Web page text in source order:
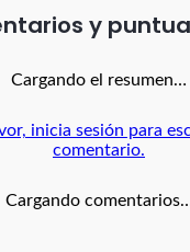
Cargando el resumen…
inicia sesión para
comentario.
Cargando